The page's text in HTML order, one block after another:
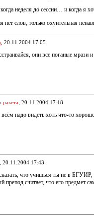
неделя до сессии… и когда я
нет слов, только охуительная
, 20.11.2004 17:05
они все поганые мрази
ракета , 20.11.2004 17:18
всём надо видеть хоть что-то
, 20.11.2004 17:43
что учишься ты не в БГУИР,
препод считает, что его предмет